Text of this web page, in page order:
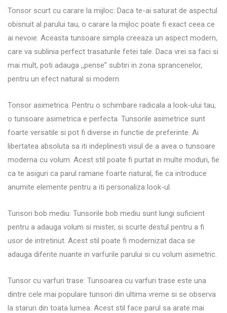
Tonsor scurt cu carare la mijloc: Daca te-ai saturat de aspectul
obisnuit al parului tau, o carare la mijloc poate fi exact ceea ce
ai nevoie. Aceasta tunsoare simpla creeaza un aspect modern,
care va sublinia perfect trasaturile fetei tale. Daca vrei sa faci si
mai mult, poti adauga ,,pense” subtiri in zona sprancenelor,
pentru un efect natural si modern.
Tonsor asimetrica: Pentru o schimbare radicala a look-ului tau,
o tunsoare asimetrica e perfecta. Tunsorile asimetrice sunt
foarte versatile si pot fi diverse in functie de preferinte. Ai
libertatea absoluta sa iti indeplinesti visul de a avea o tunsoare
moderna cu volum. Acest stil poate fi purtat in multe moduri, fie
ca te asiguri ca parul ramane foarte natural, fie ca introduce
anumite elemente pentru a iti personaliza look-ul.
Tunsori bob mediu: Tunsorile bob mediu sunt lungi suficient
pentru a adauga volum si mister, si scurte destul pentru a fi
usor de intretinut. Acest stil poate fi modernizat daca se
adauga diferite nuante in varfurile parului si cu volum asimetric.
Tunsor cu varfuri trase: Tunsoarea cu varfuri trase este una
dintre cele mai populare tunsori din ultima vreme si se observa
la staruri din toata lumea. Acest stil face parul sa arate mai